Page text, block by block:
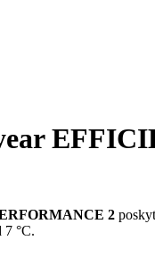
2
7 °C.